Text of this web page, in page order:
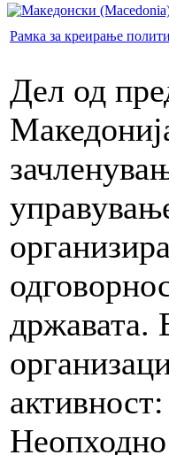
Рамка за креирање
Дел од
државата.